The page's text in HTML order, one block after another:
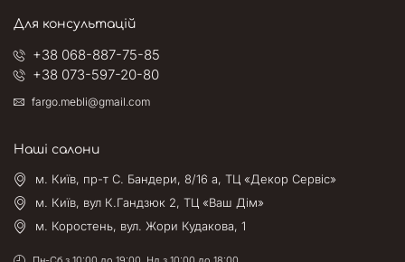
Для консультацій
+38 068-887-75-85
+38 073-597-20-80
fargo.mebli@gmail.com
Наші салони
м. Київ, пр-т С. Бандери, 8/16 а, ТЦ «Декор Сервіс»
м. Київ, вул К.Гандзюк 2, ТЦ «Ваш Дім»
м. Коростень, вул. Жори Кудакова, 1